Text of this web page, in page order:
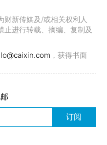
财新传媒及/或相关权利人
止进行转载、摘编、复制及
，获得书面
订阅